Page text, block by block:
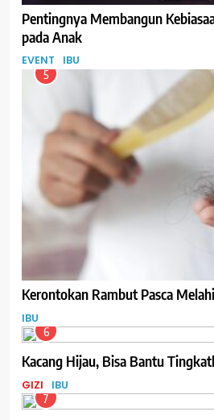
Pentingnya Membangun
pada Anak
EVENT IBU
5
Kerontokan Rambut Pasca
IBU
6
Kacang Hijau, Bisa Bantu
GIZI IBU
7